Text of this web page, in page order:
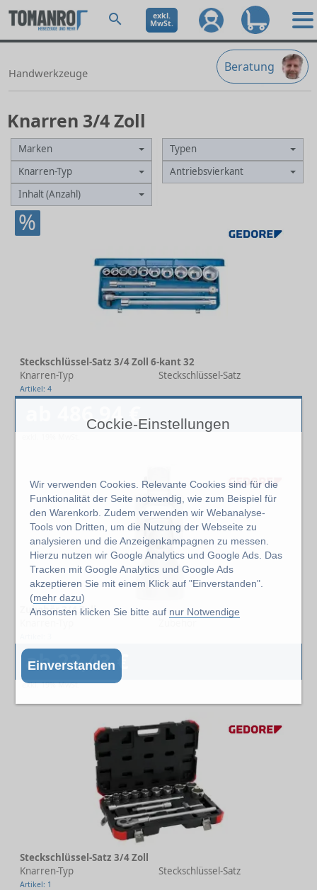
Cockie-Einstellungen
Wir verwenden Cookies. Relevante Cookies sind für die
Funktionalität der Seite notwendig, wie zum Beispiel für
den Warenkorb. Zudem verwenden wir Webanalyse-
Tools von Dritten, um die Nutzung der Webseite zu
analysieren und die Anzeigenkampagnen zu messen.
Hierzu nutzen wir Google Analytics und Google Ads. Das
Tracken mit Google Analytics und Google Ads
akzeptieren Sie mit einem Klick auf "Einverstanden".
(mehr dazu)
Ansonsten klicken Sie bitte auf nur Notwendige
Einverstanden
exkl.
MwSt.
Beratung
Handwerkzeuge
Knarren 3/4 Zoll
Marken
Typen
Knarren-Typ
Antriebsvierkant
Inhalt (Anzahl)
%
Steckschlüssel-Satz 3/4 Zoll 6-kant 32
Knarren-Typ
Steckschlüssel-Satz
Artikel: 4
ab 486,94 €
Zubehör 3/4 Zoll
ab 23,43 €
exkl. 19% MwSt.
Steckschlüssel-Satz 3/4 Zoll
Knarren-Typ
Steckschlüssel-Satz
Artikel: 1